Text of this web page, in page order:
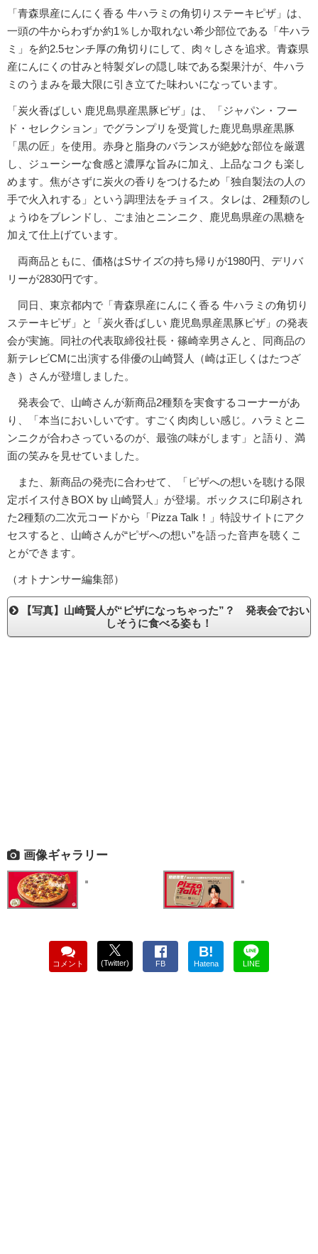
「青森県産にんにく香る 牛ハラミの角切りステーキピザ」は、
一頭の牛からわずか約1％しか取れない希少部位である「牛ハラ
ミ」を約2.5センチ厚の角切りにして、肉々しさを追求。青森県
産にんにくの甘みと特製ダレの隠し味である梨果汁が、牛ハラ
ミのうまみを最大限に引き立てた味わいになっています。
「炭火香ばしい 鹿児島県産黒豚ピザ」は、「ジャパン・フー
ド・セレクション」でグランプリを受賞した鹿児島県産黒豚
「黒の匠」を使用。赤身と脂身のバランスが絶妙な部位を厳選
し、ジューシーな食感と濃厚な旨みに加え、上品なコクも楽し
めます。焦がさずに炭火の香りをつけるため「独自製法の人の
手で火入れする」という調理法をチョイス。タレは、2種類のし
ょうゆをブレンドし、ごま油とニンニク、鹿児島県産の黒糖を
加えて仕上げています。
両商品ともに、価格はSサイズの持ち帰りが1980円、デリバ
リーが2830円です。
同日、東京都内で「青森県産にんにく香る 牛ハラミの角切り
ステーキピザ」と「炭火香ばしい 鹿児島県産黒豚ピザ」の発表
会が実施。同社の代表取締役社長・篠崎幸男さんと、同商品の
新テレビCMに出演する俳優の山崎賢人（崎は正しくはたつざ
き）さんが登壇しました。
発表会で、山崎さんが新商品2種類を実食するコーナーがあ
り、「本当においしいです。すごく肉肉しい感じ。ハラミとニ
ンニクが合わさっているのが、最強の味がします」と語り、満
面の笑みを見せていました。
また、新商品の発売に合わせて、「ピザへの想いを聴ける限
定ボイス付きBOX by 山崎賢人」が登場。ボックスに印刷され
た2種類の二次元コードから「Pizza Talk！」特設サイトにアク
セスすると、山崎さんが“ピザへの想い”を語った音声を聴くこ
とができます。
（オトナンサー編集部）
【写真】山崎賢人が“ピザになっちゃった”？ 発表会でおい
しそうに食べる姿も！
画像ギャラリー
コメント (Twitter) FB
B!
Hatena LINE